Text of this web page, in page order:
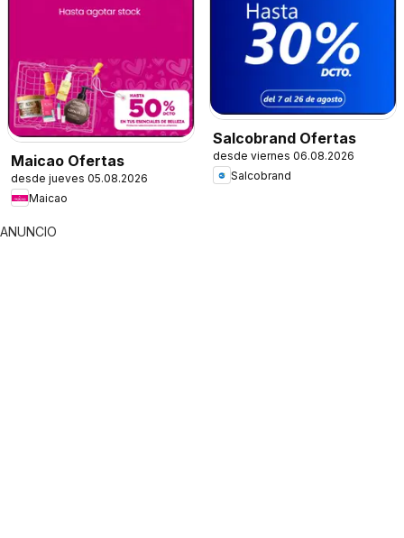
Maicao Ofertas
desde jueves 05.08.2026
Maicao
Salcobrand Ofertas
desde viernes 06.08.2026
Salcobrand
ANUNCIO